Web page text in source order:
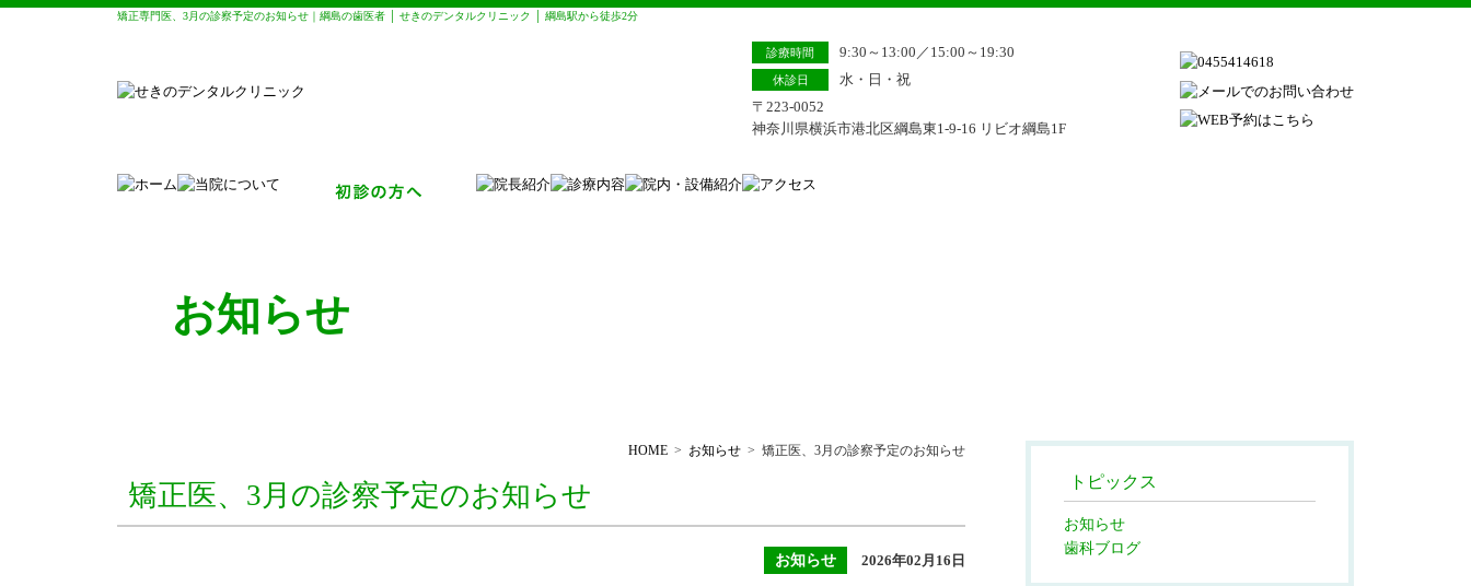
矯正専門医、3月の診察予定のお知らせ｜綱島の歯医者 │ せきのデンタルクリニック │ 綱島駅から徒歩2分
診療時間 9:30～13:00／15:00～19:30
休診日
水・日・祝
〒223-0052
神奈川県横浜市港北区綱島東1-9-16 リビオ綱島1F
お知らせ
HOME > お知らせ > 矯正医、3月の診察予定のお知らせ
矯正医、3月の診察予定のお知らせ
お知らせ 2026年02月16日
トピックス
お知らせ
歯科ブログ